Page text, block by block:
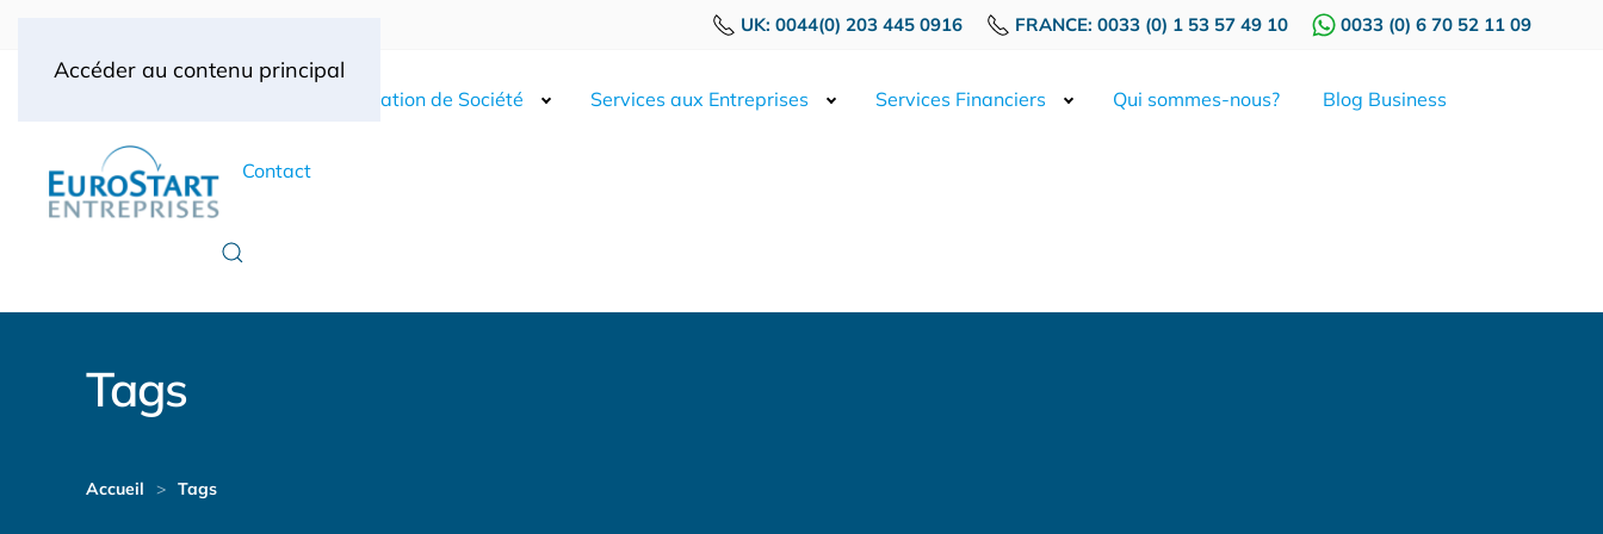
Accéder au contenu principal
UK: 0044(0) 203 445 0916 FRANCE: 0033 (0) 1 53 57 49 10 0033 (0) 6 70 52 11 09
Création de Société Services aux Entreprises Services Financiers Qui sommes-nous? Blog Business
Contact
Tags
Accueil Tags